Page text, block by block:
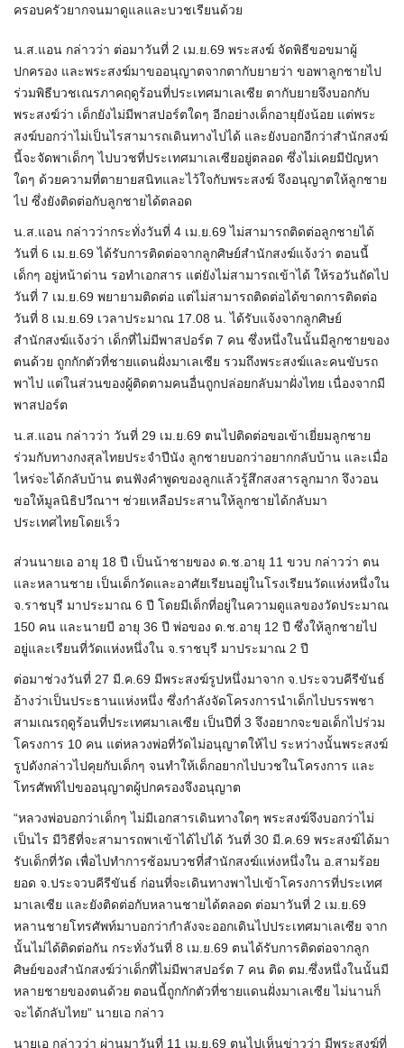
ครอบครัวยากจนมาดูแลและบวชเรียนด้วย
น.ส.แอน กล่าวว่า ต่อมาวันที่ 2 เม.ย.69 พระสงฆ์ จัดพิธีขอขมาผู้
ปกครอง และพระสงฆ์มาขออนุญาตจากตากับยายว่า ขอพาลูกชายไป
ร่วมพิธีบวชเณรภาคฤดูร้อนที่ประเทศมาเลเซีย ตากับยายจึงบอกกับ
พระสงฆ์ว่า เด็กยังไม่มีพาสปอร์ตใดๆ อีกอย่างเด็กอายุยังน้อย แต่พระ
สงฆ์บอกว่าไม่เป็นไรสามารถเดินทางไปได้ และยังบอกอีกว่าสำนักสงฆ์
นี้จะจัดพาเด็กๆ ไปบวชที่ประเทศมาเลเซียอยู่ตลอด ซึ่งไม่เคยมีปัญหา
ใดๆ ด้วยความที่ตายายสนิทและไว้ใจกับพระสงฆ์ จึงอนุญาตให้ลูกชาย
ไป ซึ่งยังติดต่อกับลูกชายได้ตลอด
น.ส.แอน กล่าวว่ากระทั่งวันที่ 4 เม.ย.69 ไม่สามารถติดต่อลูกชายได้
วันที่ 6 เม.ย.69 ได้รับการติดต่อจากลูกศิษย์สำนักสงฆ์แจ้งว่า ตอนนี้
เด็กๆ อยู่หน้าด่าน รอทำเอกสาร แต่ยังไม่สามารถเข้าได้ ให้รอวันถัดไป
วันที่ 7 เม.ย.69 พยายามติดต่อ แต่ไม่สามารถติดต่อได้ขาดการติดต่อ
วันที่ 8 เม.ย.69 เวลาประมาณ 17.08 น. ได้รับแจ้งจากลูกศิษย์
สำนักสงฆ์แจ้งว่า เด็กที่ไม่มีพาสปอร์ต 7 คน ซึ่งหนึ่งในนั้นมีลูกชายของ
ตนด้วย ถูกกักตัวที่ชายแดนฝั่งมาเลเซีย รวมถึงพระสงฆ์และคนขับรถ
พาไป แต่ในส่วนของผู้ติดตามคนอื่นถูกปล่อยกลับมาฝั่งไทย เนื่องจากมี
พาสปอร์ต
น.ส.แอน กล่าวว่า วันที่ 29 เม.ย.69 ตนไปติดต่อขอเข้าเยี่ยมลูกชาย
ร่วมกับทางกงสุลไทยประจำปีนัง ลูกชายบอกว่าอยากกลับบ้าน และเมื่อ
ไหร่จะได้กลับบ้าน ตนฟังคำพูดของลูกแล้วรู้สึกสงสารลูกมาก จึงวอน
ขอให้มูลนิธิปวีณาฯ ช่วยเหลือประสานให้ลูกชายได้กลับมา
ประเทศไทยโดยเร็ว
ส่วนนายเอ อายุ 18 ปี เป็นน้าชายของ ด.ช.อายุ 11 ขวบ กล่าวว่า ตน
และหลานชาย เป็นเด็กวัดและอาศัยเรียนอยู่ในโรงเรียนวัดแห่งหนึ่งใน
จ.ราชบุรี มาประมาณ 6 ปี โดยมีเด็กที่อยู่ในความดูแลของวัดประมาณ
150 คน และนายบี อายุ 36 ปี พ่อของ ด.ช.อายุ 12 ปี ซึ่งให้ลูกชายไป
อยู่และเรียนที่วัดแห่งหนึ่งใน จ.ราชบุรี มาประมาณ 2 ปี
ต่อมาช่วงวันที่ 27 มี.ค.69 มีพระสงฆ์รูปหนึ่งมาจาก จ.ประจวบคีรีขันธ์
อ้างว่าเป็นประธานแห่งหนึ่ง ซึ่งกำลังจัดโครงการนำเด็กไปบรรพชา
สามเณรฤดูร้อนที่ประเทศมาเลเซีย เป็นปีที่ 3 จึงอยากจะขอเด็กไปร่วม
โครงการ 10 คน แต่หลวงพ่อที่วัดไม่อนุญาตให้ไป ระหว่างนั้นพระสงฆ์
รูปดังกล่าวไปคุยกับเด็กๆ จนทำให้เด็กอยากไปบวชในโครงการ และ
โทรศัพท์ไปขออนุญาตผู้ปกครองจึงอนุญาต
“หลวงพ่อบอกว่าเด็กๆ ไม่มีเอกสารเดินทางใดๆ พระสงฆ์จึงบอกว่าไม่
เป็นไร มีวิธีที่จะสามารถพาเข้าได้ไปได้ วันที่ 30 มี.ค.69 พระสงฆ์ได้มา
รับเด็กที่วัด เพื่อไปทำการซ้อมบวชที่สำนักสงฆ์แห่งหนึ่งใน อ.สามร้อย
ยอด จ.ประจวบคีรีขันธ์ ก่อนที่จะเดินทางพาไปเข้าโครงการที่ประเทศ
มาเลเซีย และยังติดต่อกับหลานชายได้ตลอด ต่อมาวันที่ 2 เม.ย.69
หลานชายโทรศัพท์มาบอกว่ากำลังจะออกเดินไปประเทศมาเลเซีย จาก
นั้นไม่ได้ติดต่อกัน กระทั่งวันที่ 8 เม.ย.69 ตนได้รับการติดต่อจากลูก
ศิษย์ของสำนักสงฆ์ว่าเด็กที่ไม่มีพาสปอร์ต 7 คน ติด ตม.ซึ่งหนึ่งในนั้นมี
หลายชายของตนด้วย ตอนนี้ถูกกักตัวที่ชายแดนฝั่งมาเลเซีย ไม่นานก็
จะได้กลับไทย” นายเอ กล่าว
นายเอ กล่าวว่า ผ่านมาวันที่ 11 เม.ย.69 ตนไปเห็นข่าวว่า มีพระสงฆ์ที่